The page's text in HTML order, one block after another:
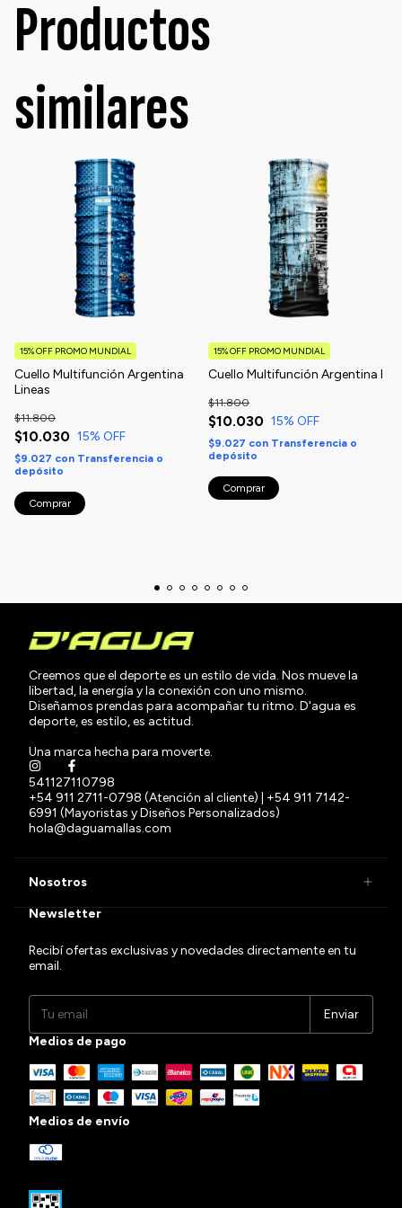
Productos
similares
Cuello Multifunción Argentina
Lineas
$10.030
$11.800
15% OFF
15% OFF PROMO MUNDIAL
$9.027 con Transferencia o
depósito
Cuello Multifunción Argentina I
$10.030
$11.800
15% OFF
15% OFF PROMO MUNDIAL
$9.027 con Transferencia o
depósito
Creemos que el deporte es un estilo de vida. Nos mueve la
libertad, la energía y la conexión con uno mismo.
Diseñamos prendas para acompañar tu ritmo. D'agua es
deporte, es estilo, es actitud.
Una marca hecha para moverte.
541127110798
+54 911 2711-0798 (Atención al cliente) | +54 911 7142-
6991 (Mayoristas y Diseños Personalizados)
hola@daguamallas.com
Nosotros
Newsletter
Recibí ofertas exclusivas y novedades directamente en tu
email.
Medios de pago
Medios de envío